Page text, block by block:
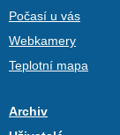
Počasí u vás
Webkamery
Teplotní mapa
Archiv